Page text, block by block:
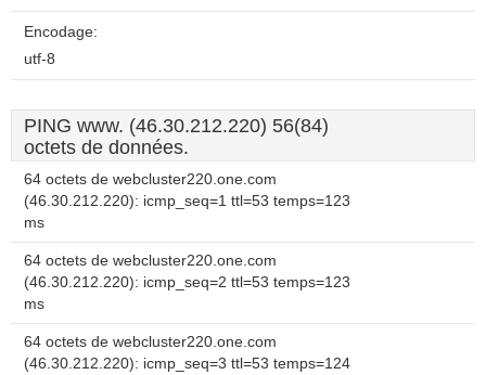
Encodage:
utf-8
PING www. (46.30.212.220) 56(84)
octets de données.
64 octets de webcluster220.one.com
(46.30.212.220): icmp_seq=1 ttl=53 temps=123
ms
64 octets de webcluster220.one.com
(46.30.212.220): icmp_seq=2 ttl=53 temps=123
ms
64 octets de webcluster220.one.com
(46.30.212.220): icmp_seq=3 ttl=53 temps=124